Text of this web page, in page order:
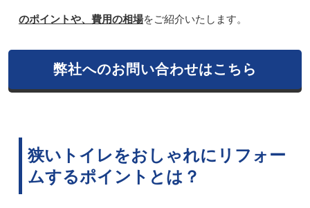
のポイントや、費用の相場をご紹介いたします。
弊社へのお問い合わせはこちら
狭いトイレをおしゃれにリフォー
ムするポイントとは？